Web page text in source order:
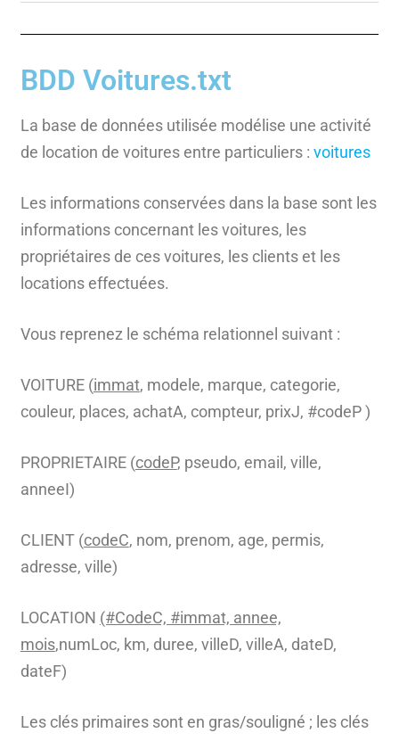
BDD Voitures.txt
La base de données utilisée modélise une activité
de location de voitures entre particuliers : voitures
Les informations conservées dans la base sont les
informations concernant les voitures, les
propriétaires de ces voitures, les clients et les
locations effectuées.
Vous reprenez le schéma relationnel suivant :
VOITURE (immat, modele, marque, categorie,
couleur, places, achatA, compteur, prixJ, #codeP )
PROPRIETAIRE (codeP, pseudo, email, ville,
anneeI)
CLIENT (codeC, nom, prenom, age, permis,
adresse, ville)
LOCATION (#CodeC, #immat, annee,
mois,numLoc, km, duree, villeD, villeA, dateD,
dateF)
Les clés primaires sont en gras/souligné ; les clés